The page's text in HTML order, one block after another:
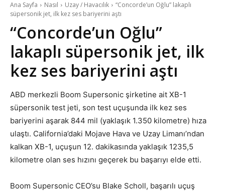
Ana Sayfa Nasıl Uzay / Havacılık
“Concorde’un Oğlu” lakaplı
süpersonik jet, ilk kez ses bariyerini aştı
“Concorde’un Oğlu”
lakaplı süpersonik jet, ilk
kez ses bariyerini aştı
ABD merkezli Boom Supersonic şirketine ait XB-1
süpersonik test jeti, son test uçuşunda ilk kez ses
bariyerini aşarak 844 mil (yaklaşık 1.350 kilometre) hıza
ulaştı. California’daki Mojave Hava ve Uzay Limanı’ndan
kalkan XB-1, uçuşun 12. dakikasında yaklaşık 1235,5
kilometre olan ses hızını geçerek bu başarıyı elde etti.
Boom Supersonic CEO’su Blake Scholl, başarılı uçuş